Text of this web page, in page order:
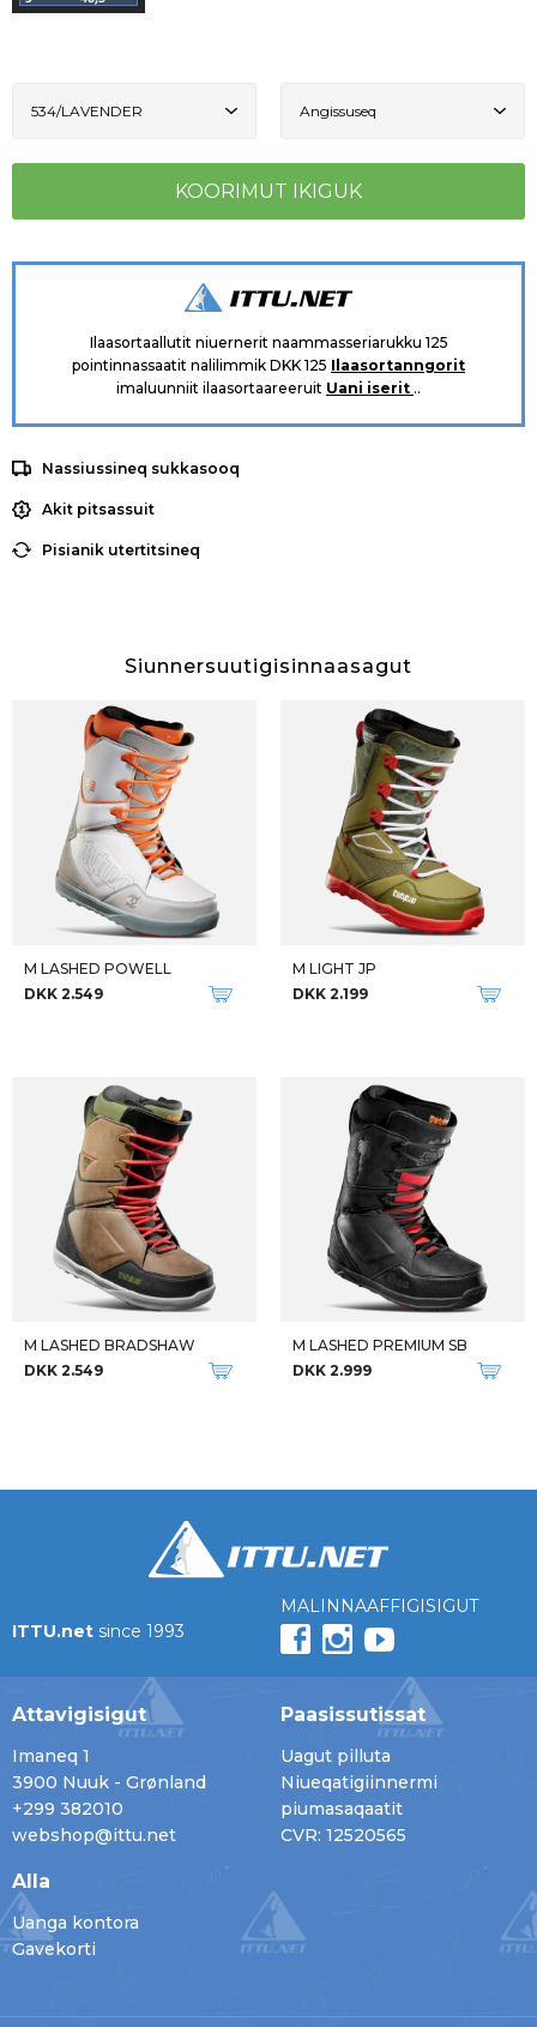
Ilaasortaallutit niuernerit naammasseriarukku 125
pointinnassaatit nalilimmik DKK 125 Ilaasortanngorit
imaluunniit ilaasortaareeruit Uani iserit ..
Nassiussineq sukkasooq
Akit pitsassuit
Pisianik utertitsineq
Siunnersuutigisinnaasagut
M LASHED POWELL
DKK 2.549
M LIGHT JP
DKK 2.199
M LASHED BRADSHAW
DKK 2.549
M LASHED PREMIUM SB
DKK 2.999
ITTU.net since 1993
MALINNAAFFIGISIGUT
Attavigisigut
Imaneq 1
3900 Nuuk - Grønland
+299 382010
webshop@ittu.net
Paasissutissat
Uagut pilluta
Niueqatigiinnermi
piumasaqaatit
CVR: 12520565
Alla
Uanga kontora
Gavekorti